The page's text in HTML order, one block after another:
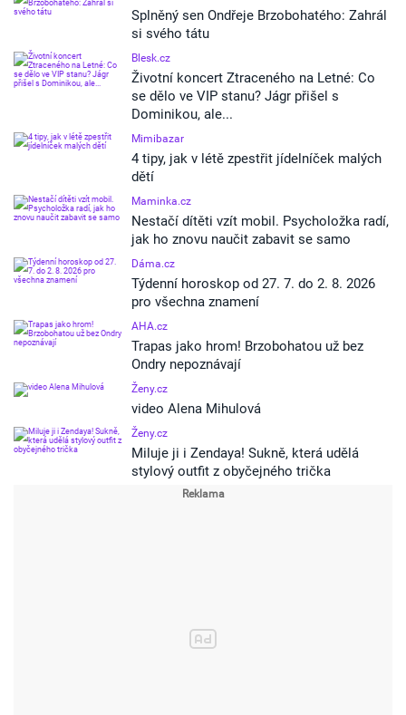
Splněný sen Ondřeje Brzobohatého: Zahrál
si svého tátu
Blesk.cz
Životní koncert Ztraceného na Letné: Co
se dělo ve VIP stanu? Jágr přišel s
Dominikou, ale...
Mimibazar
4 tipy, jak v létě zpestřit jídelníček malých
dětí
Maminka.cz
Nestačí dítěti vzít mobil. Psycholožka radí,
jak ho znovu naučit zabavit se samo
Dáma.cz
Týdenní horoskop od 27. 7. do 2. 8. 2026
pro všechna znamení
AHA.cz
Trapas jako hrom! Brzobohatou už bez
Ondry nepoznávají
Ženy.cz
video Alena Mihulová
Ženy.cz
Miluje ji i Zendaya! Sukně, která udělá
stylový outfit z obyčejného trička